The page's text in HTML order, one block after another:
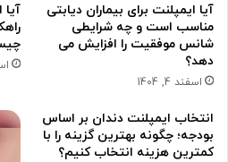
آیا ایمپلنت برای بیماران دیابتی
مناسب است و چه شرایطی
شانس موفقیت را افزایش می
دهد؟
اسفند 4, 1404
انتخاب ایمپلنت دندان بر اساس
بودجه؛ چگونه بهترین گزینه را با
کمترین هزینه انتخاب کنیم؟